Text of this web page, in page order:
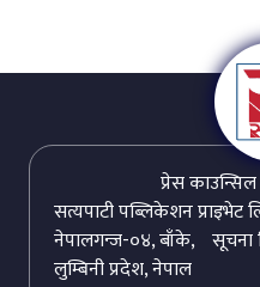
प्रेस
सत्यपाटी पब्लिकेशन प्राइभेट
सूचना
नेपालगन्ज-०४, बाँके,
लुम्बिनी प्रदेश, नेपाल